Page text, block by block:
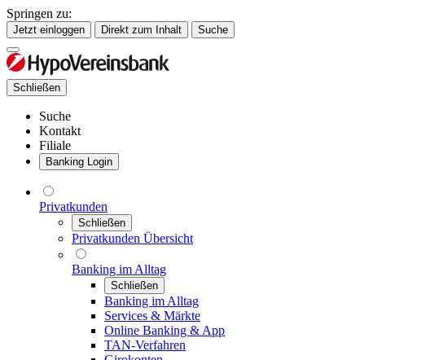
Springen zu:
Jetzt einloggen Direkt zum Inhalt Suche
Schließen
Suche
Kontakt
Filiale
Banking Login
Privatkunden
Schließen
Privatkunden Übersicht
Banking im Alltag
Schließen
Banking im Alltag
Services & Märkte
Online Banking & App
TAN-Verfahren